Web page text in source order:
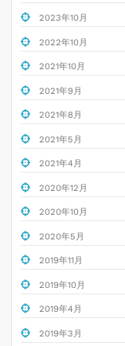
2023年10月
2022年10月
2021年10月
2021年9月
2021年8月
2021年5月
2021年4月
2020年12月
2020年10月
2020年5月
2019年11月
2019年10月
2019年4月
2019年3月